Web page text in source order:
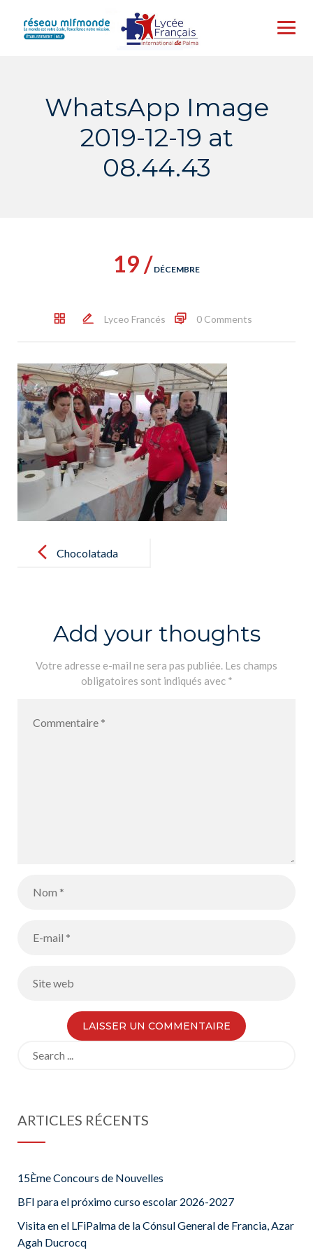
content
WhatsApp Image
2019-12-19 at
08.44.43
19 / DÉCEMBRE
Lyceo Francés 0 Comments
navigationChocolatada
Add your thoughts
Votre adresse e-mail ne sera pas publiée. Les champs
obligatoires sont indiqués avec *
ARTICLES RÉCENTS
15Ème Concours de Nouvelles
BFI para el próximo curso escolar 2026-2027
Visita en el LFiPalma de la Cónsul General de Francia, Azar
Agah Ducrocq